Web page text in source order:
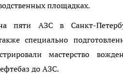
площадках.
пяти АЗС в Санкт-
специально
мастерство
до АЗС.